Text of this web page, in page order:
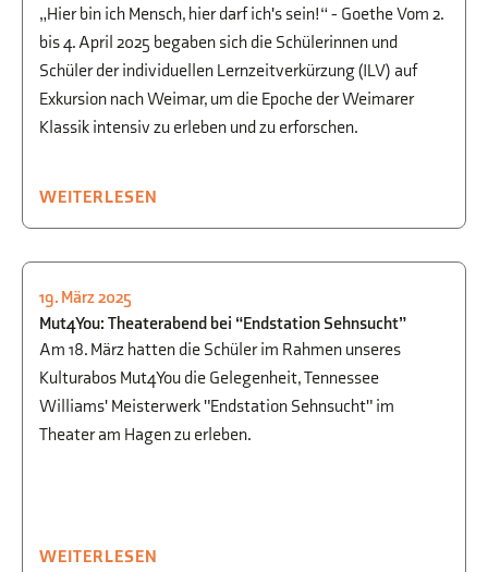
„Hier bin ich Mensch, hier darf ich's sein!“ - Goethe Vom 2.
bis 4. April 2025 begaben sich die Schülerinnen und
Schüler der individuellen Lernzeitverkürzung (ILV) auf
Exkursion nach Weimar, um die Epoche der Weimarer
Klassik intensiv zu erleben und zu erforschen.
WEITERLESEN
KULTUR
19. März 2025
Mut4You: Theaterabend bei “Endstation Sehnsucht”
Am 18. März hatten die Schüler im Rahmen unseres
Kulturabos Mut4You die Gelegenheit, Tennessee
Williams' Meisterwerk "Endstation Sehnsucht" im
Theater am Hagen zu erleben.
WEITERLESEN